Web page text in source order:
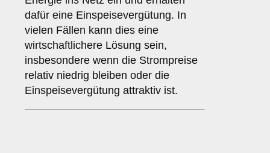
dafür eine Einspeisevergütung. In
vielen Fällen kann dies eine
wirtschaftlichere Lösung sein,
insbesondere wenn die Strompreise
relativ niedrig bleiben oder die
Einspeisevergütung attraktiv ist.